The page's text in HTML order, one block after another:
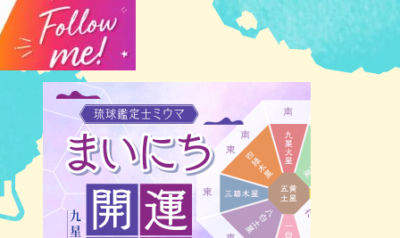
本島南部 先島諸島
北部離島